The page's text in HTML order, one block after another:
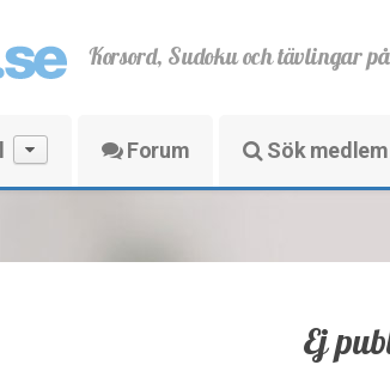
Korsord, Sudoku och tävlingar
Forum Sök medlem
Ej